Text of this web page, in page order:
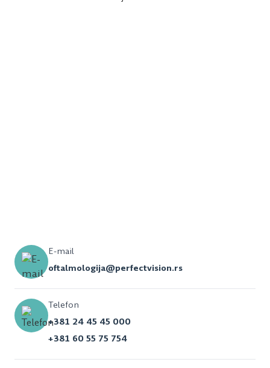
E-mail
oftalmologija@perfectvision.rs
Telefon
+381 24 45 45 000
+381 60 55 75 754